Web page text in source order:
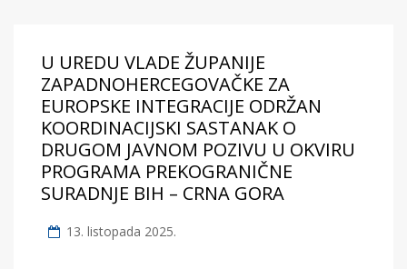
U UREDU VLADE ŽUPANIJE
ZAPADNOHERCEGOVAČKE ZA
EUROPSKE INTEGRACIJE ODRŽAN
KOORDINACIJSKI SASTANAK O
DRUGOM JAVNOM POZIVU U OKVIRU
PROGRAMA PREKOGRANIČNE
SURADNJE BIH – CRNA GORA
13. listopada 2025.